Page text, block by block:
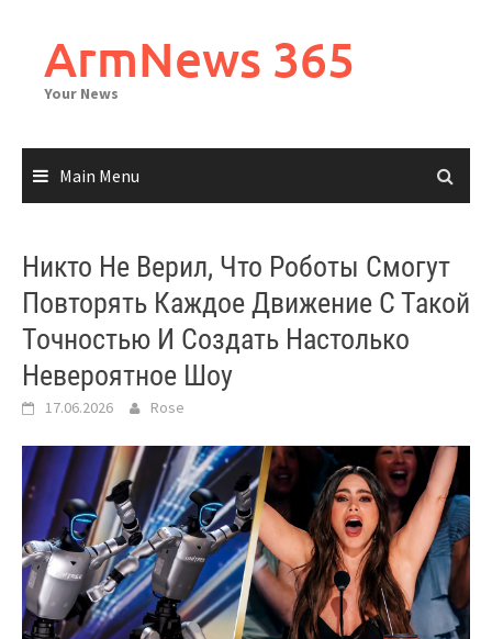
contentArmNews 365
Your News
Main Menu
Никто Не Верил, Что Роботы Смогут
Повторять Каждое Движение С Такой
Точностью И Создать Настолько
Невероятное Шоу
17.06.2026 Rose